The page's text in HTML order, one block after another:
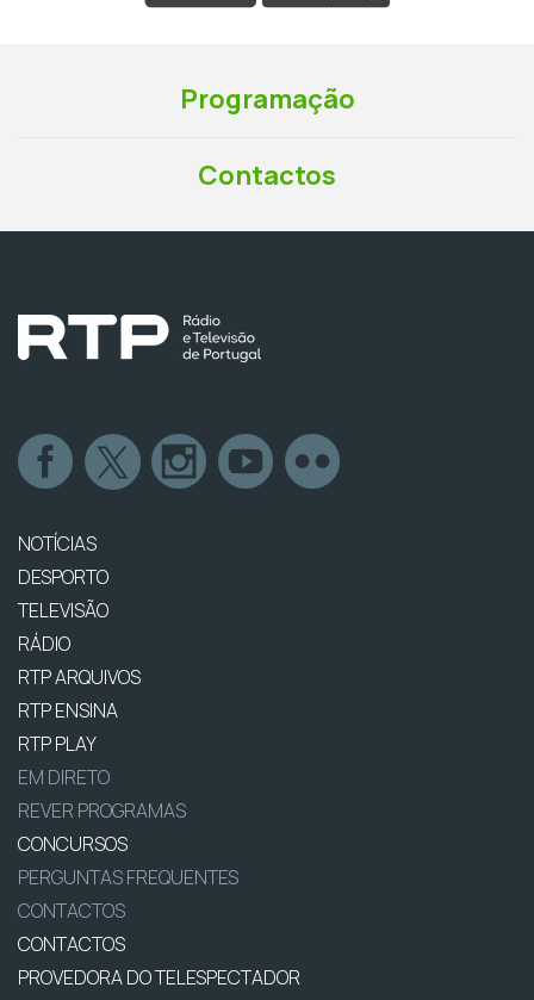
Programação
Contactos
NOTÍCIAS
DESPORTO
TELEVISÃO
RÁDIO
RTP ARQUIVOS
RTP ENSINA
RTP PLAY
EM DIRETO
REVER PROGRAMAS
CONCURSOS
PERGUNTAS FREQUENTES
CONTACTOS
CONTACTOS
PROVEDORA DO TELESPECTADOR